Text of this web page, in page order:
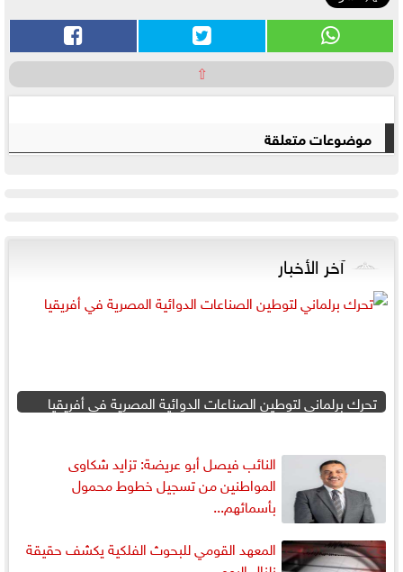
⇧
موضوعات متعلقة
آخر الأخبار
تحرك برلماني لتوطين الصناعات الدوائية المصرية في أفريقيا
النائب فيصل أبو عريضة: تزايد شكاوى
المواطنين من تسجيل خطوط محمول
بأسمائهم...
المعهد القومي للبحوث الفلكية يكشف حقيقة